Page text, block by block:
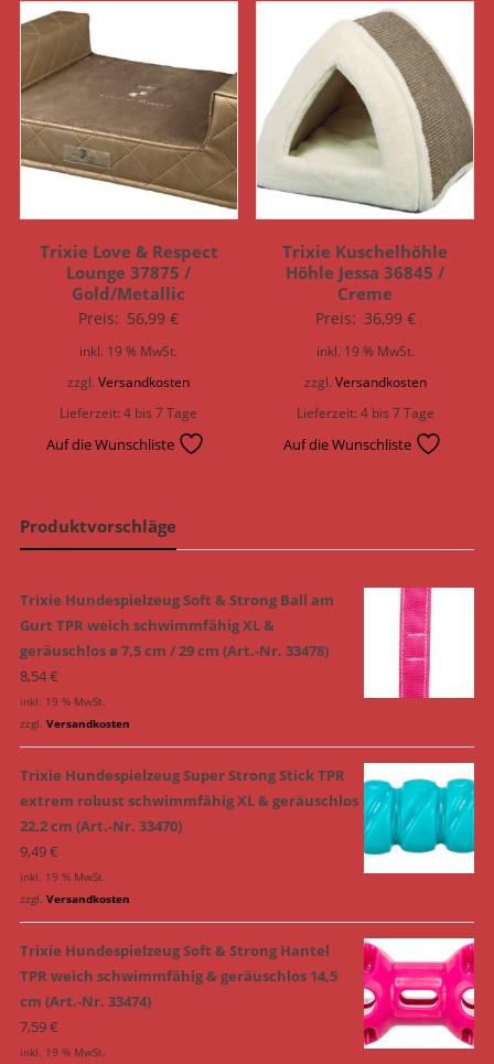
Trixie Love & Respect
Lounge 37875 /
Gold/Metallic
Preis: 56,99€
inkl. 19 % MwSt.
zzgl.Versandkosten
Lieferzeit:4 bis 7 Tage
Auf die Wunschliste
Trixie Kuschelhöhle
Höhle Jessa 36845 /
Creme
Preis: 36,99 €
inkl. 19 % MwSt.
zzgl. Versandkosten
Lieferzeit:4 bis 7 Tage
Auf die Wunschliste
Produktvorschläge
Trixie Hundespielzeug Soft & Strong Ball am
Gurt TPR weich schwimmfähig XL &
geräuschlos ø 7,5 cm / 29 cm (Art.-Nr. 33478)
8,54€
inkl. 19 % MwSt.
zzgl. Versandkosten
Trixie Hundespielzeug Super Strong Stick TPR
extrem robust schwimmfähig XL & geräuschlos
22,2 cm (Art.-Nr. 33470)
9,49€
inkl. 19 % MwSt.
zzgl. Versandkosten
Trixie Hundespielzeug Soft & Strong Hantel
TPR weich schwimmfähig & geräuschlos 14,5
cm (Art.-Nr. 33474)
7,59€
inkl. 19 % MwSt.